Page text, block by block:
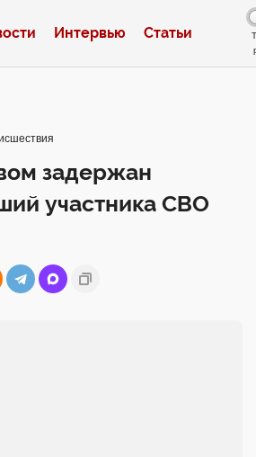
Интервью Статьи
задержан
участника СВО